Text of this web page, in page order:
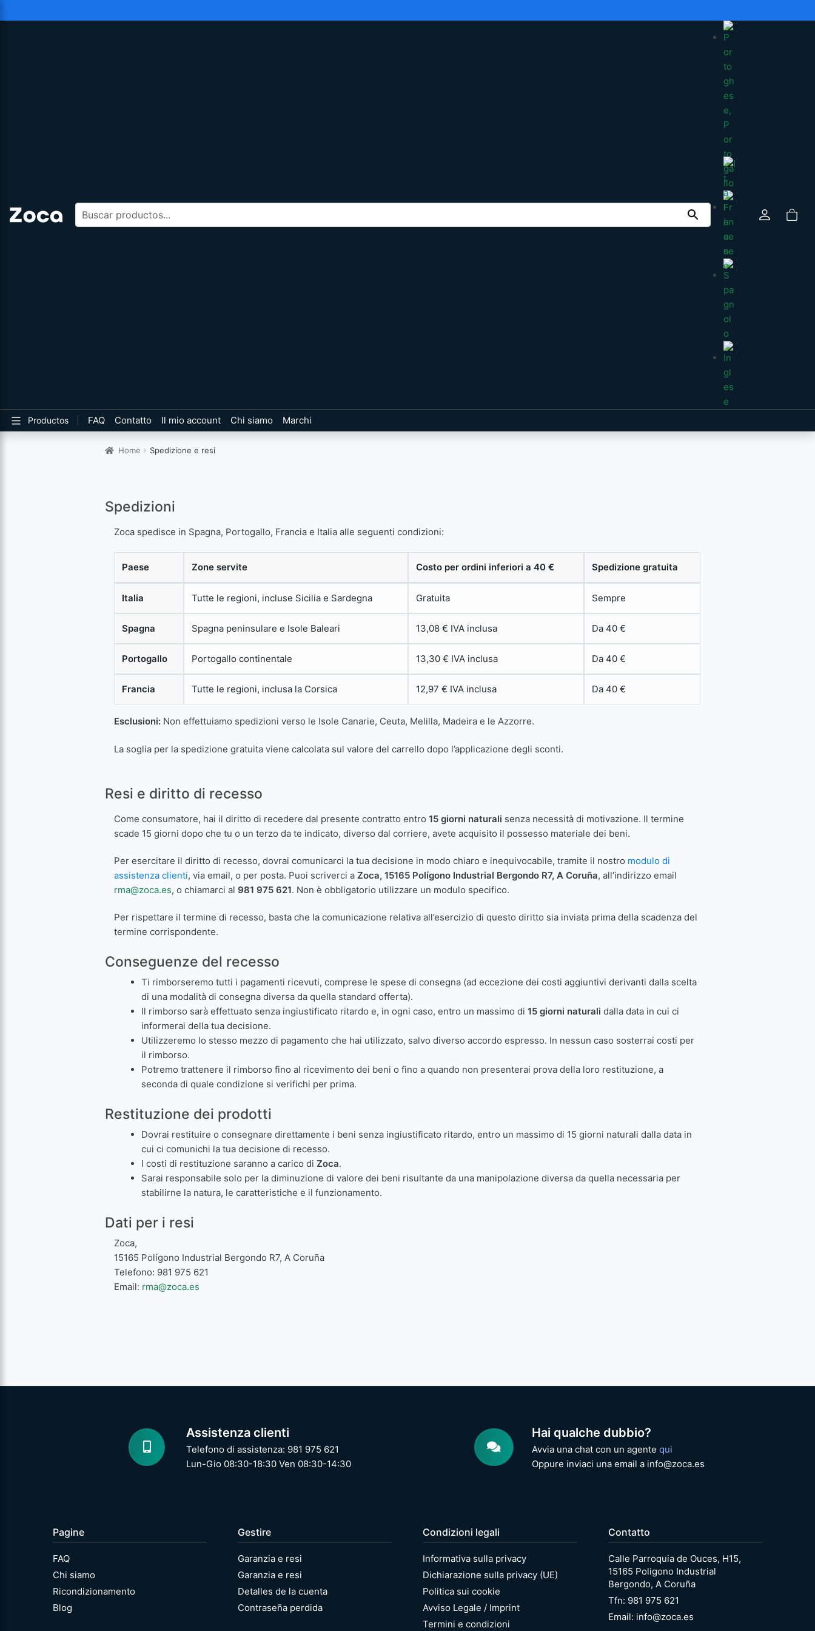
Buscar productos
Productos FAQ Contatto Il mio account Chi siamo Marchi
Home Spedizione e resi
Spedizioni
Zoca spedisce in Spagna, Portogallo, Francia e Italia alle seguenti condizioni:
Paese Zone servite Costo per ordini inferiori a 40 € Spedizione gratuita
Italia Tutte le regioni, incluse Sicilia e Sardegna Gratuita Sempre
Spagna Spagna peninsulare e Isole Baleari 13,08 € IVA inclusa Da 40 €
Portogallo Portogallo continentale 13,30 € IVA inclusa Da 40 €
Francia Tutte le regioni, inclusa la Corsica 12,97 € IVA inclusa Da 40 €
Esclusioni: Non effettuiamo spedizioni verso le Isole Canarie, Ceuta, Melilla, Madeira e le Azzorre.
La soglia per la spedizione gratuita viene calcolata sul valore del carrello dopo l’applicazione degli sconti.
Resi e diritto di recesso
Come consumatore, hai il diritto di recedere dal presente contratto entro15 giorni naturali senza necessità di motivazione. Il termine
scade 15 giorni dopo che tu o un terzo da te indicato, diverso dal corriere, avete acquisito il possesso materiale dei beni.
Per esercitare il diritto di recesso, dovrai comunicarci la tua decisione in modo chiaro e inequivocabile, tramite il nostro modulo di
assistenza clienti, via email, o per posta. Puoi scriverci aZoca, 15165 Polígono Industrial Bergondo R7, A Coruña, all’indirizzo email
rma@zoca.es, o chiamarci al981 975 621. Non è obbligatorio utilizzare un modulo specifico.
Per rispettare il termine di recesso, basta che la comunicazione relativa all’esercizio di questo diritto sia inviata prima della scadenza del
termine corrispondente.
Conseguenze del recesso
Ti rimborseremo tutti i pagamenti ricevuti, comprese le spese di consegna (ad eccezione dei costi aggiuntivi derivanti dalla scelta
di una modalità di consegna diversa da quella standard offerta).
Il rimborso sarà effettuato senza ingiustificato ritardo e, in ogni caso, entro un massimo di15 giorni naturali dalla data in cui ci
informerai della tua decisione.
Utilizzeremo lo stesso mezzo di pagamento che hai utilizzato, salvo diverso accordo espresso. In nessun caso sosterrai costi per
il rimborso.
Potremo trattenere il rimborso fino al ricevimento dei beni o fino a quando non presenterai prova della loro restituzione, a
seconda di quale condizione si verifichi per prima.
Restituzione dei prodotti
Dovrai restituire o consegnare direttamente i beni senza ingiustificato ritardo, entro un massimo di 15 giorni naturali dalla data in
cui ci comunichi la tua decisione di recesso.
I costi di restituzione saranno a carico diZoca.
Sarai responsabile solo per la diminuzione di valore dei beni risultante da una manipolazione diversa da quella necessaria per
stabilirne la natura, le caratteristiche e il funzionamento.
Dati per i resi
Zoca,
15165 Polígono Industrial Bergondo R7, A Coruña
Telefono: 981 975 621
Email: rma@zoca.es
Assistenza clienti
Telefono di assistenza: 981 975 621
Lun-Gio 08:30-18:30 Ven 08:30-14:30
Hai qualche dubbio?
Avvia una chat con un agente qui
Oppure inviaci una email a info@zoca.es
Pagine
FAQ
Chi siamo
Ricondizionamento
Blog
Gestire
Garanzia e resi
Garanzia e resi
Detalles de la cuenta
Contraseña perdida
Condizioni legali
Informativa sulla privacy
Dichiarazione sulla privacy (UE)
Politica sui cookie
Avviso Legale / Imprint
Termini e condizioni
Contatto
Calle Parroquia de Ouces, H15,
15165 Poligono Industrial
Bergondo, A Coruña
Tfn: 981 975 621
Email: info@zoca.es